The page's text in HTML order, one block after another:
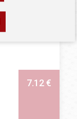
7.12 €